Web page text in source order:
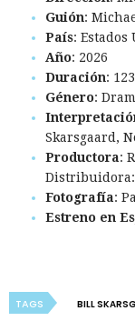
Guión:
País: Estados
Año: 2026
Duración:
Género:
Skarsgaard,
Productora:
Distribuidora:
Fotografía:
Estreno en
TAGS BILL